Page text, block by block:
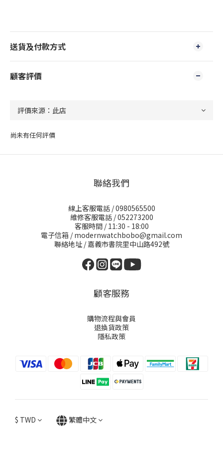
送貨及付款方式
顧客評價
尚未有任何評價
聯絡我們
線上客服電話 / 0980565500
維修客服電話 / 052273200
客服時間 / 11:30 - 18:00
電子信箱 / modernwatchbobo@gmail.com
聯絡地址 / 嘉義市書院里中山路492號
顧客服務
購物流程與會員
退換貨政策
隱私政策
$ TWD 繁體中文